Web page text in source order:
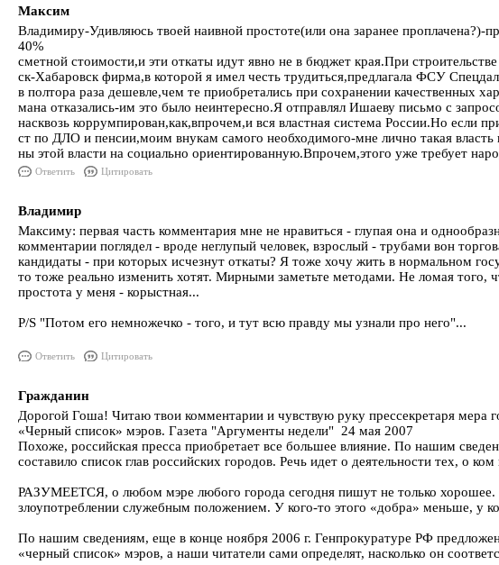
Максим
Владимиру-Удивляюсь твоей наивной простоте(или она заранее проплачена?)-
40%
сметной стоимости,и эти откаты идут явно не в бюджет края.При
ск-Хабаровск фирма,в которой я имел честь трудиться,предлагала ФСУ
в полтора раза дешевле,чем те приобретались при сохранении качественных
мана отказались-им это было неинтересно.Я отправлял Ишаеву письмо с
насквозь коррумпирован,как,впрочем,и вся властная система России.Но если
ст по ДЛО и пенсии,моим внукам самого необходимого-мне лично такая
ны этой власти на социально ориентированную.Впрочем,этого уже требует
Ответить Цитировать
Владимир
Максиму: первая часть комментария мне не нравиться - глупая она и
комментарии поглядел - вроде неглупый человек, взрослый - трубами вон
кандидаты - при которых исчезнут откаты? Я тоже хочу жить в нормальном
то тоже реально изменить хотят. Мирными заметьте методами. Не ломая
простота у меня - корыстная...
P/S "Потом его немножечко - того, и тут всю правду мы узнали про него"...
Ответить Цитировать
Гражданин
Дорогой Гоша! Читаю твои комментарии и чувствую руку прессекретаря
«Черный список» мэров. Газета "Аргументы недели" 24 мая 2007
Похоже, российская пресса приобретает все большее влияние. По нашим
составило список глав российских городов. Речь идет о деятельности тех, о
РАЗУМЕЕТСЯ, о любом мэре любого города сегодня пишут не только хорошее.
злоупотреблении служебным положением. У кого-то этого «добра» меньше, у
По нашим сведениям, еще в конце ноября 2006 г. Ген­прокуратуре РФ
«черный список» мэров, а наши читатели сами определят, насколько он